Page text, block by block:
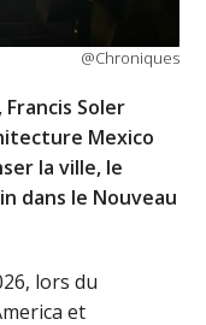
@Chroniques
Francis Soler
Mexico
la ville, le
dans le Nouveau
lors du
et